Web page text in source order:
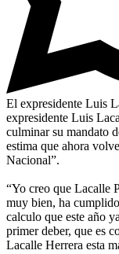
El expresidente Luis
expresidente Luis
culminar su mandato
estima que ahora
Nacional”.
“Yo creo que Lacalle
muy bien, ha
calculo que este año
primer deber, que es
Lacalle Herrera esta